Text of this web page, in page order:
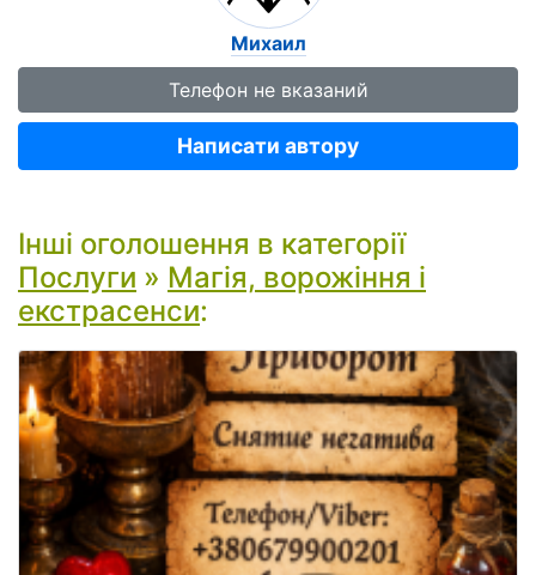
Михаил
Телефон не вказаний
Написати автору
Інші оголошення в категорії
Послуги » Магія, ворожіння і
екстрасенси: